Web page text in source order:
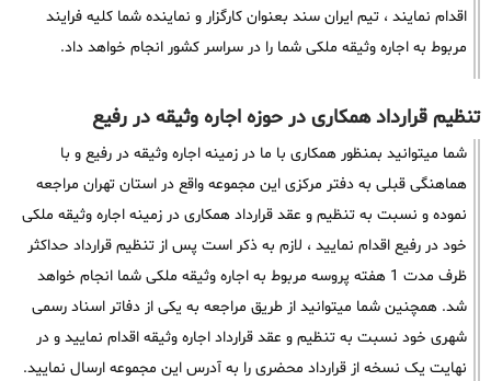
اقدام نمایند ، تیم ایران سند بعنوان کارگزار و نماینده شما کلیه فرایند
مربوط به اجاره وثیقه ملکی شما را در سراسر کشور انجام خواهد داد.
تنظیم قرارداد همکاری در حوزه اجاره وثیقه در رفیع
شما میتوانید بمنظور همکاری با ما در زمینه اجاره وثیقه در رفیع و با
هماهنگی قبلی به دفتر مرکزی این مجموعه واقع در استان تهران مراجعه
نموده و نسبت به تنظیم و عقد قرارداد همکاری در زمینه اجاره وثیقه ملکی
خود در رفیع اقدام نمایید ، لازم به ذکر است پس از تنظیم قرارداد حداکثر
ظرف مدت 1 هفته پروسه مربوط به اجاره وثیقه ملکی شما انجام خواهد
شد. همچنین شما میتوانید از طریق مراجعه به یکی از دفاتر اسناد رسمی
شهری خود نسبت به تنظیم و عقد قرارداد اجاره وثیقه اقدام نمایید و در
نهایت یک نسخه از قرارداد محضری را به آدرس این مجموعه ارسال نمایید.